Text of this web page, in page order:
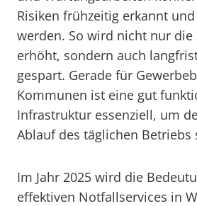
Risiken frühzeitig erkannt
werden. So wird nicht nur die
erhöht, sondern auch
gespart. Gerade für
Kommunen ist eine gut
Infrastruktur essenziell, um
Ablauf des täglichen Betriebs
Im Jahr 2025 wird die
effektiven Notfallservices in